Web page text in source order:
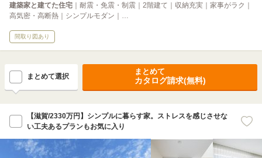
建築家と建てた住宅 ｜耐震・免震・制震｜2階建て｜収納充実｜家事がラク｜
高気密・高断熱｜シンプルモダン｜…
間取り図あり
まとめて選択
まとめて
カタログ請求(無料)
【滋賀/2330万円】シンプルに暮らす家。ストレスを感じさせな
い工夫あるプランもお気に入り